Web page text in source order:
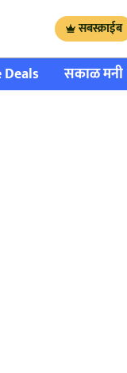
सबस्क्राईब
सकाळ मनी